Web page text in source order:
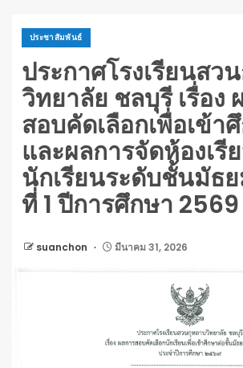
ประชาสัมพันธ์
ประกาศโรงเรียนสว
วิทยาลัย ชลบุรี เรื่อง
สอบคัดเลือกเพื่อเข้า
และผลการจัดห้องเรี
นักเรียนระดับชั้นมัธ
ที่ 1 ปีการศึกษา 2569
suanchon มีนาคม 31, 2026